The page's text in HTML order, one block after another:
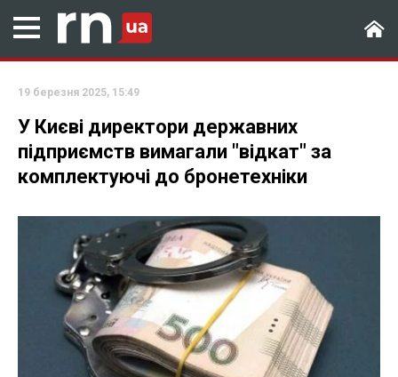
19 березня 2025, 15:49
У Києві директори державних
підприємств вимагали "відкат" за
комплектуючі до бронетехніки